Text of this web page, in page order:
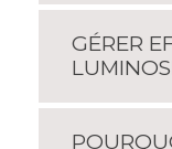
GÉRER